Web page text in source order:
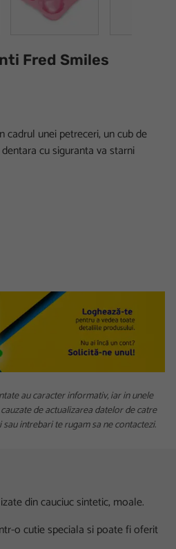
Fred Smiles
unei petreceri, un cub de
cu siguranta va starni
au caracter informativ, iar in unele
de actualizarea datelor de catre
intrebari te rugam sa ne contactezi.
din cauciuc sintetic, moale.
o cutie speciala si poate fi oferit